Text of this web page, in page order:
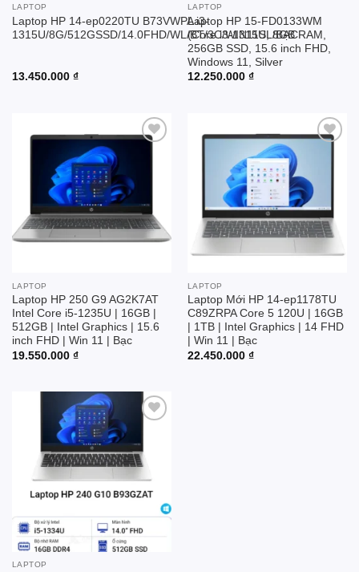
LAPTOP
Laptop HP 14-ep0220TU B73VWPA i3-
1315U/8G/512GSSD/14.0FHD/WL/BT/3C/WIN11SL/BẠC
13.450.000 ₫
LAPTOP
Laptop HP 15-FD0133WM
(Core i3-1315U, 8GB RAM,
256GB SSD, 15.6 inch FHD,
Windows 11, Silver
12.250.000 ₫
LAPTOP
Laptop HP 250 G9 AG2K7AT
Intel Core i5-1235U | 16GB |
512GB | Intel Graphics | 15.6
inch FHD | Win 11 | Bạc
19.550.000 ₫
LAPTOP
Laptop Mới HP 14-ep1178TU
C89ZRPA Core 5 120U | 16GB
| 1TB | Intel Graphics | 14 FHD
| Win 11 | Bạc
22.450.000 ₫
wishlist
LAPTOP